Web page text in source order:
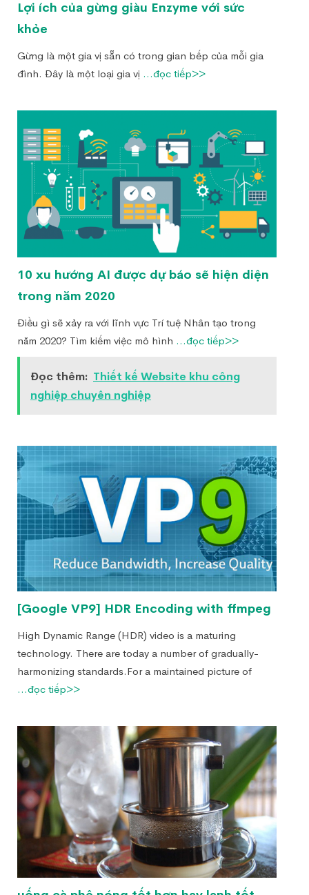
Lợi ích của gừng giàu Enzyme với sức
khỏe
Gừng là một gia vị sẵn có trong gian bếp của mỗi gia
đình. Đây là một loại gia vị ...đọc tiếp>>
10 xu hướng AI được dự báo sẽ hiện diện
trong năm 2020
Điều gì sẽ xảy ra với lĩnh vực Trí tuệ Nhân tạo trong
năm 2020? Tìm kiếm việc mô hình ...đọc tiếp>>
Đọc thêm: Thiết kế Website khu công
nghiệp chuyên nghiệp
[Google VP9] HDR Encoding with ffmpeg
High Dynamic Range (HDR) video is a maturing
technology. There are today a number of gradually-
harmonizing standards.For a maintained picture of
...đọc tiếp>>